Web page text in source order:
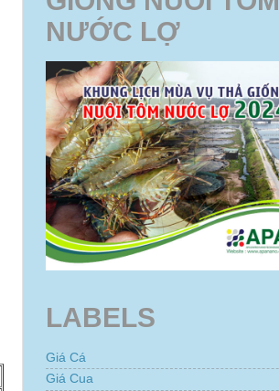
NƯỚC LỢ
LABELS
Giá Cá
Giá Cua